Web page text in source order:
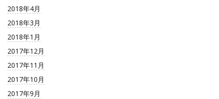
2018年4月
2018年3月
2018年1月
2017年12月
2017年11月
2017年10月
2017年9月